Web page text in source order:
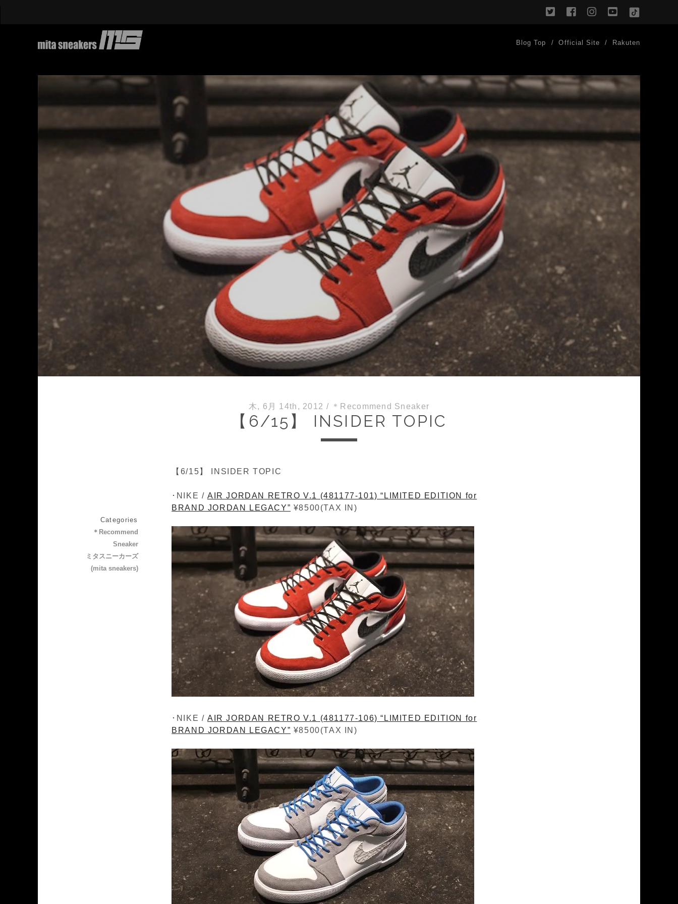
twitterfacebookinstagram
youtube
TikTok
Blog Top Official Site Rakuten
木, 6月 14th, 2012 / ＊Recommend Sneaker
【6/15】 INSIDER TOPIC
【6/15】 INSIDER TOPIC
･NIKE / AIR JORDAN RETRO V.1 (481177-101) “LIMITED EDITION for
BRAND JORDAN LEGACY” ¥8500(TAX IN)
･NIKE / AIR JORDAN RETRO V.1 (481177-106) “LIMITED EDITION for
BRAND JORDAN LEGACY” ¥8500(TAX IN)
Categories
＊Recommend
Sneaker
ミタスニーカーズ
(mita sneakers)